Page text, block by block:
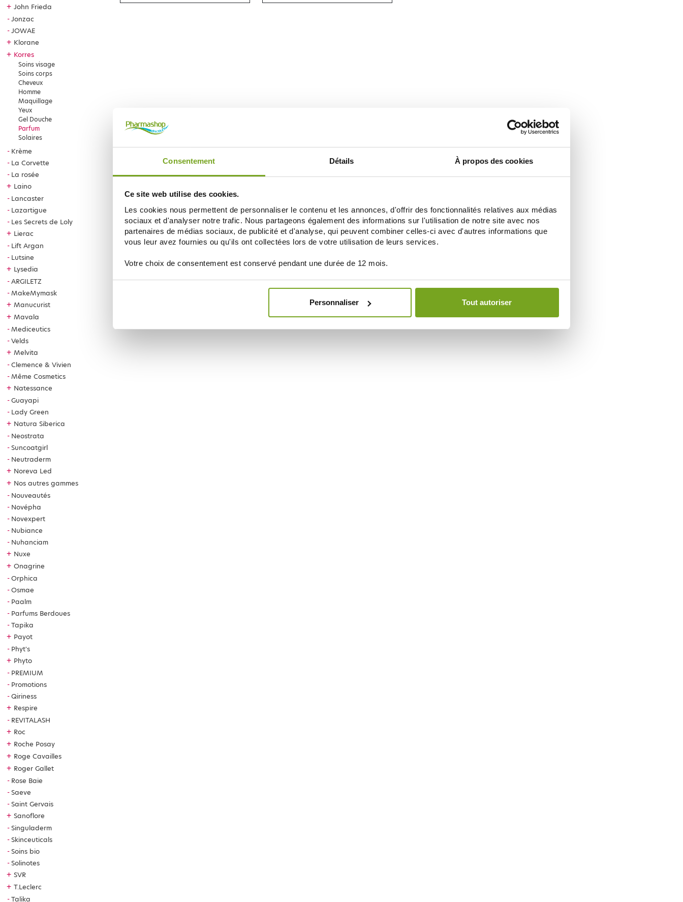
Consentement Détails À propos des cookies
Ce site web utilise des cookies.
Les cookies nous permettent de personnaliser le contenu et les annonces, d'offrir des fonctionnalités relatives aux médias
sociaux et d'analyser notre trafic. Nous partageons également des informations sur l'utilisation de notre site avec nos
partenaires de médias sociaux, de publicité et d'analyse, qui peuvent combiner celles-ci avec d'autres informations que
vous leur avez fournies ou qu'ils ont collectées lors de votre utilisation de leurs services.
Votre choix de consentement est conservé pendant une durée de 12 mois.
Personnaliser Tout autoriser
+ John Frieda
Jonzac
JOWAE
+ Klorane
+ Korres
Soins visage
Soins corps
Cheveux
Homme
Maquillage
Yeux
Gel Douche
Parfum
Solaires
Krème
La Corvette
La rosée
+ Laino
Lancaster
Lazartigue
Les Secrets de Loly
+ Lierac
Lift Argan
Lutsine
+ Lysedia
ARGILETZ
MakeMymask
+ Manucurist
+ Mavala
Mediceutics
Velds
+ Melvita
Clemence & Vivien
Même Cosmetics
+ Natessance
Guayapi
Lady Green
+ Natura Siberica
Neostrata
Suncoatgirl
Neutraderm
+ Noreva Led
+ Nos autres gammes
Nouveautés
Novépha
Novexpert
Nubiance
Nuhanciam
+ Nuxe
+ Onagrine
Orphica
Osmae
Paalm
Parfums Berdoues
Tapika
+ Payot
Phyt's
+ Phyto
PREMIUM
Promotions
Qiriness
+ Respire
REVITALASH
+ Roc
+ Roche Posay
+ Roge Cavailles
+ Roger Gallet
Rose Baie
Saeve
Saint Gervais
+ Sanoflore
Singuladerm
Skinceuticals
Soins bio
Solinotes
+ SVR
+ T.Leclerc
Talika